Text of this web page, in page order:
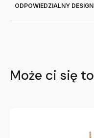
ODPOWIEDZIALNY
Może ci się